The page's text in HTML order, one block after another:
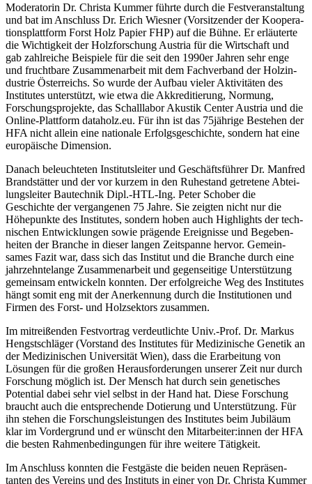
Modera­torin Dr. Christa Kummer führte durch die Fest­ver­an­stal­tung
und bat im Anschluss Dr. Erich Wiesner (Vorsit­zender der Koope­ra­
ti­ons­platt­form Forst Holz Papier FHP) auf die Bühne. Er erläu­terte
die Wich­tig­keit der Holz­for­schung Austria für die Wirt­schaft und
gab zahl­reiche Beispiele für die seit den 1990er Jahren sehr enge
und frucht­bare Zusam­men­ar­beit mit dem Fach­ver­band der Holz­in­
dus­trie Öster­reichs. So wurde der Aufbau vieler Akti­vi­täten des
Insti­tutes unter­stützt, wie etwa die Akkre­di­tie­rung, Normung,
Forschungs­pro­jekte, das Schall­labor Akustik Center Austria und die
Online-Platt­form data­holz.eu. Für ihn ist das 75jäh­rige Bestehen der
HFA nicht allein eine natio­nale Erfolgs­ge­schichte, sondern hat eine
euro­päi­sche Dimen­sion.
Danach beleuch­teten Insti­tuts­leiter und Geschäfts­führer Dr. Manfred
Brand­stätter und der vor kurzem in den Ruhe­stand getre­tene Abtei­
lungs­leiter Bautechnik Dipl.-HTL-Ing. Peter Schober die
Geschichte der vergan­genen 75 Jahre. Sie zeigten nicht nur die
Höhe­punkte des Insti­tutes, sondern hoben auch High­lights der tech­
ni­schen Entwick­lungen sowie prägende Ereig­nisse und Bege­ben­
heiten der Branche in dieser langen Zeit­spanne hervor. Gemein­
sames Fazit war, dass sich das Institut und die Branche durch eine
jahr­zehn­te­lange Zusam­men­ar­beit und gegen­sei­tige Unter­stüt­zung
gemeinsam entwi­ckeln konnten. Der erfolg­reiche Weg des Insti­tutes
hängt somit eng mit der Aner­ken­nung durch die Insti­tu­tionen und
Firmen des Forst- und Holz­sek­tors zusammen.
Im mitrei­ßenden Fest­vor­trag verdeut­lichte Univ.-Prof. Dr. Markus
Hengst­schläger (Vorstand des Insti­tutes für Medi­zi­ni­sche Genetik an
der Medi­zi­ni­schen Univer­sität Wien), dass die Erar­bei­tung von
Lösungen für die großen Heraus­for­de­rungen unserer Zeit nur durch
Forschung möglich ist. Der Mensch hat durch sein gene­ti­sches
Poten­tial dabei sehr viel selbst in der Hand hat. Diese Forschung
braucht auch die entspre­chende Dotie­rung und Unter­stüt­zung. Für
ihn stehen die Forschungs­leis­tungen des Insti­tutes beim Jubi­läum
klar im Vorder­grund und er wünscht den Mitar­beiter:innen der HFA
die besten Rahmen­be­din­gungen für ihre weitere Tätig­keit.
Im Anschluss konnten die Fest­gäste die beiden neuen Reprä­sen­
tanten des Vereins und des Insti­tuts in einer von Dr. Christa Kummer